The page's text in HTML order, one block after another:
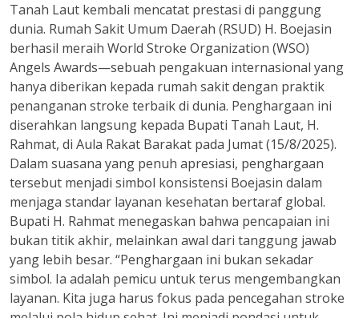
Tanah Laut kembali mencatat prestasi di panggung
dunia. Rumah Sakit Umum Daerah (RSUD) H. Boejasin
berhasil meraih World Stroke Organization (WSO)
Angels Awards—sebuah pengakuan internasional yang
hanya diberikan kepada rumah sakit dengan praktik
penanganan stroke terbaik di dunia. Penghargaan ini
diserahkan langsung kepada Bupati Tanah Laut, H.
Rahmat, di Aula Rakat Barakat pada Jumat (15/8/2025).
Dalam suasana yang penuh apresiasi, penghargaan
tersebut menjadi simbol konsistensi Boejasin dalam
menjaga standar layanan kesehatan bertaraf global.
Bupati H. Rahmat menegaskan bahwa pencapaian ini
bukan titik akhir, melainkan awal dari tanggung jawab
yang lebih besar. “Penghargaan ini bukan sekadar
simbol. Ia adalah pemicu untuk terus mengembangkan
layanan. Kita juga harus fokus pada pencegahan stroke